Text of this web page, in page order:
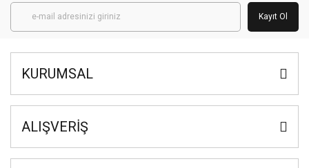
Kayıt Ol
KURUMSAL
ALIŞVERİŞ